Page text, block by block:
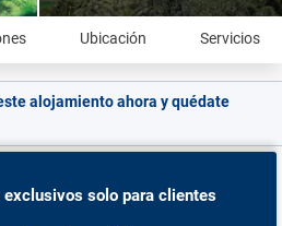
Ubicación Servicios
alojamiento ahora y quédate
exclusivos solo para clientes